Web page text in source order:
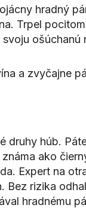
hradný
Trpel
ošúchanú
a zvyčajne
húb.
ako
Expert na
rizika
hradnému